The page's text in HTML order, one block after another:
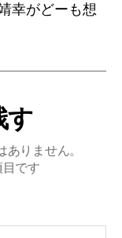
幸がどーも想
す
りません。
です